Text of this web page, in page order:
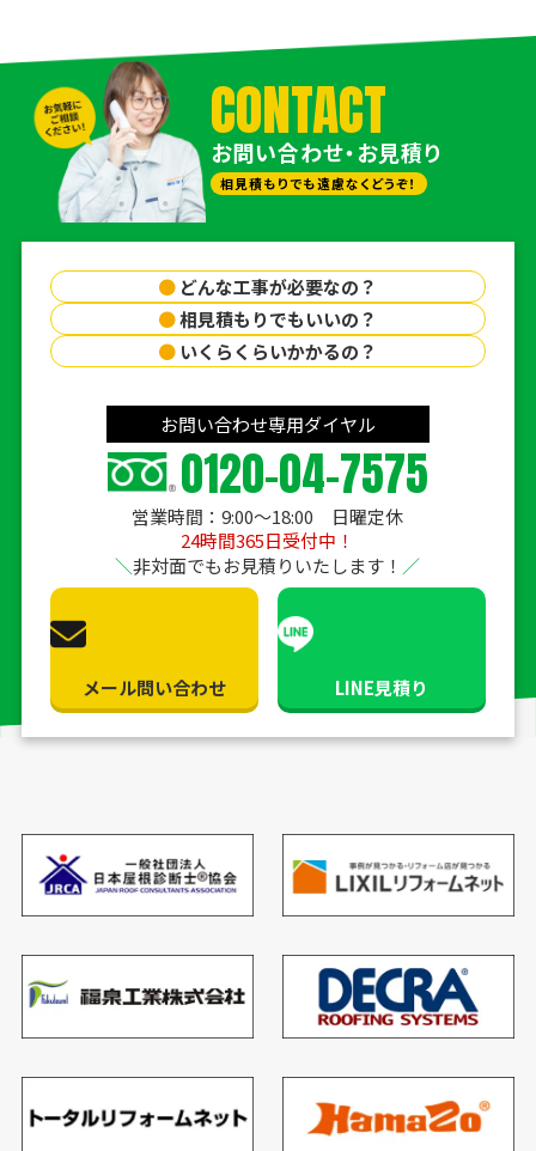
CONTACT
お問い合わせ・お見積り
相見積もりでも遠慮なくどうぞ！
● どんな工事が必要なの？
●相見積もりでもいいの？
● いくらくらいかかるの？
お問い合わせ専用ダイヤル
0120-04-7575
営業時間：9:00〜18:00 日曜定休
24時間365日受付中！
非対面でもお見積りいたします！
メール問い合わせ LINE見積り